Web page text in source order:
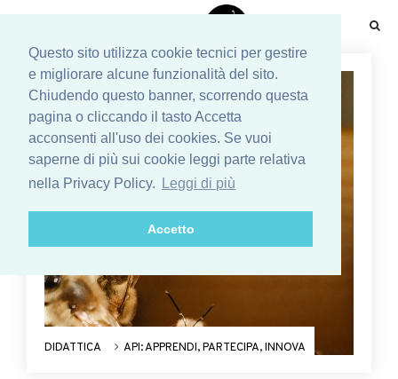
Questo sito utilizza cookie tecnici per gestire
e migliorare alcune funzionalità del sito.
Chiudendo questo banner, scorrendo questa
pagina o cliccando il tasto Accetta
acconsenti all'uso dei cookies. Se vuoi
saperne di più sui cookie leggi parte relativa
nella Privacy Policy.
Leggi di più
Accetto
DIDATTICA API: APPRENDI, PARTECIPA, INNOVA